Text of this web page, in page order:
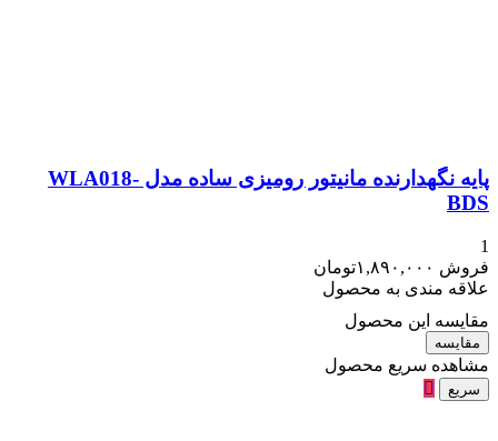
پایه نگهدارنده مانیتور رومیزی ساده مدل WLA018-
BDS
1
فروش ۱,۸۹۰,۰۰۰تومان
علاقه مندی به محصول
مقایسه این محصول
مقایسه
مشاهده سریع محصول
سریع